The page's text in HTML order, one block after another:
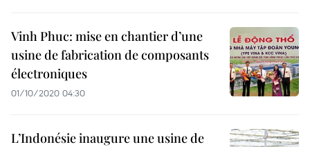
Vinh Phuc: mise en chantier d’une
usine de fabrication de composants
électroniques
01/10/2020 04:30
L’Indonésie inaugure une usine de